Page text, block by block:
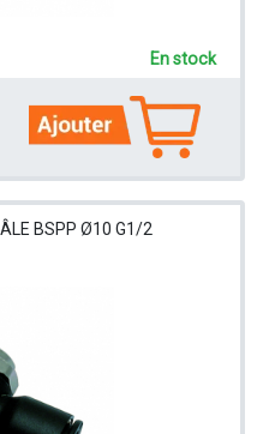
En stock
BSPP Ø10 G1/2